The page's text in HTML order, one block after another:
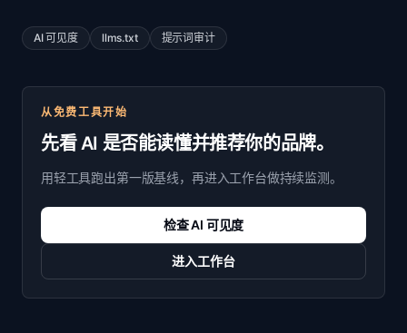
AI 可见度 llms.txt 提示词审计
从免费工具开始
先看 AI 是否能读懂并推荐你的品牌。
用轻工具跑出第一版基线，再进入工作台做持续监测。
检查 AI 可见度
进入工作台